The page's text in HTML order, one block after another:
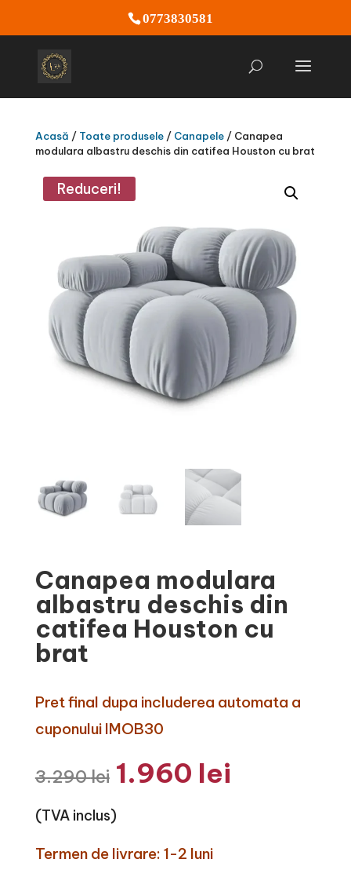
0773830581
Acasă / Toate produsele/ Canapele/ Canapea
modulara albastru deschis din catifea Houston cu brat
Reduceri!
Canapea modulara
albastru deschis din
catifea Houston cu
brat
Pret final dupa includerea automata a
cuponului IMOB30
3.290lei Prețul
inițial
afost:
3.290 lei.
1.960 lei
(TVA inclus)
Termen de livrare: 1-2 luni